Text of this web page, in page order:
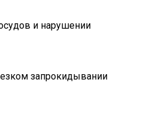
и нарушении
запрокидывании